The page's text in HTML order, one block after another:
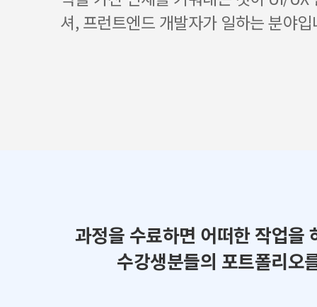
셔, 프런트엔드 개발자가 일하는 분야입
과정을 수료하면 어떠한 작업을
수강생분들의 포트폴리오